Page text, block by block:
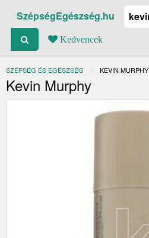
SzépségEgészség.hu
Kedvencek
SZÉPSÉG ÉS EGÉSZSÉG JELENLEGI:
KEVIN MURPHY
Kevin Murphy